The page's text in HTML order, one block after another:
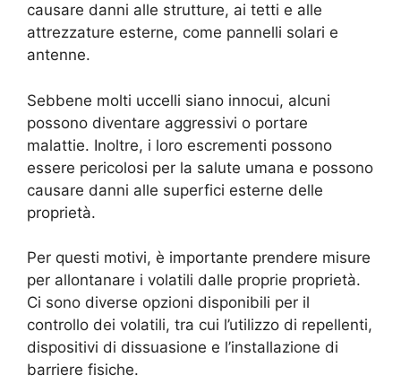
causare danni alle strutture, ai tetti e alle
attrezzature esterne, come pannelli solari e
antenne.
Sebbene molti uccelli siano innocui, alcuni
possono diventare aggressivi o portare
malattie. Inoltre, i loro escrementi possono
essere pericolosi per la salute umana e possono
causare danni alle superfici esterne delle
proprietà.
Per questi motivi, è importante prendere misure
per allontanare i volatili dalle proprie proprietà.
Ci sono diverse opzioni disponibili per il
controllo dei volatili, tra cui l’utilizzo di repellenti,
dispositivi di dissuasione e l’installazione di
barriere fisiche.